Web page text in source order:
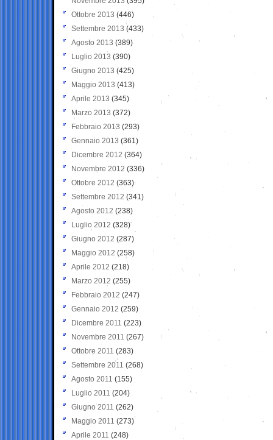
Ottobre 2013 (446)
Settembre 2013 (433)
Agosto 2013 (389)
Luglio 2013 (390)
Giugno 2013 (425)
Maggio 2013 (413)
Aprile 2013 (345)
Marzo 2013 (372)
Febbraio 2013 (293)
Gennaio 2013 (361)
Dicembre 2012 (364)
Novembre 2012 (336)
Ottobre 2012 (363)
Settembre 2012 (341)
Agosto 2012 (238)
Luglio 2012 (328)
Giugno 2012 (287)
Maggio 2012 (258)
Aprile 2012 (218)
Marzo 2012 (255)
Febbraio 2012 (247)
Gennaio 2012 (259)
Dicembre 2011 (223)
Novembre 2011 (267)
Ottobre 2011 (283)
Settembre 2011 (268)
Agosto 2011 (155)
Luglio 2011 (204)
Giugno 2011 (262)
Maggio 2011 (273)
Aprile 2011 (248)